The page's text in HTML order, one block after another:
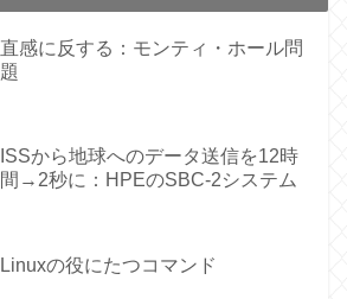
直感に反する：モンティ・ホール問
題
ISSから地球へのデータ送信を12時
間→2秒に：HPEのSBC-2システム
Linuxの役にたつコマンド